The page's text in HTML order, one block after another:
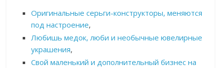
Оригинальные серьги-конструкторы, меняются
под настроение,
Любишь медок, люби и необычные ювелирные
украшения,
Свой маленький и дополнительный бизнес на